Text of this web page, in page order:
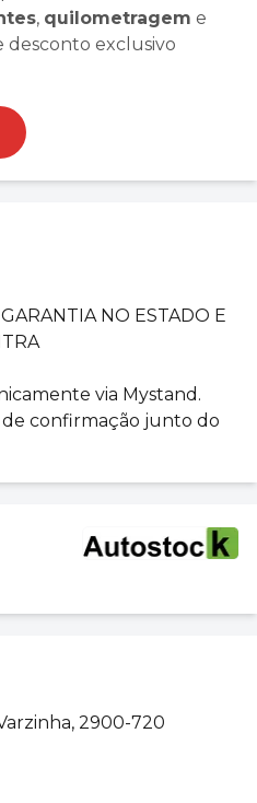
, quilometragem e
desconto exclusivo
NO ESTADO E
via Mystand.
de confirmação junto do
2900-720